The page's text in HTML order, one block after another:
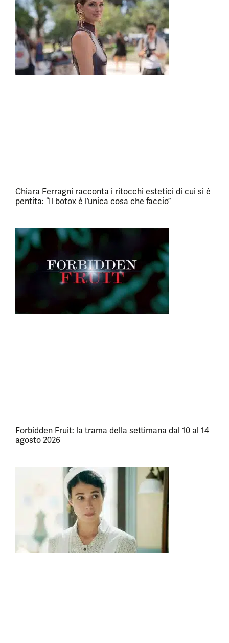
Chiara Ferragni racconta i ritocchi estetici di cui si è
pentita: “Il botox è l’unica cosa che faccio”
Forbidden Fruit: la trama della settimana dal 10 al 14
agosto 2026